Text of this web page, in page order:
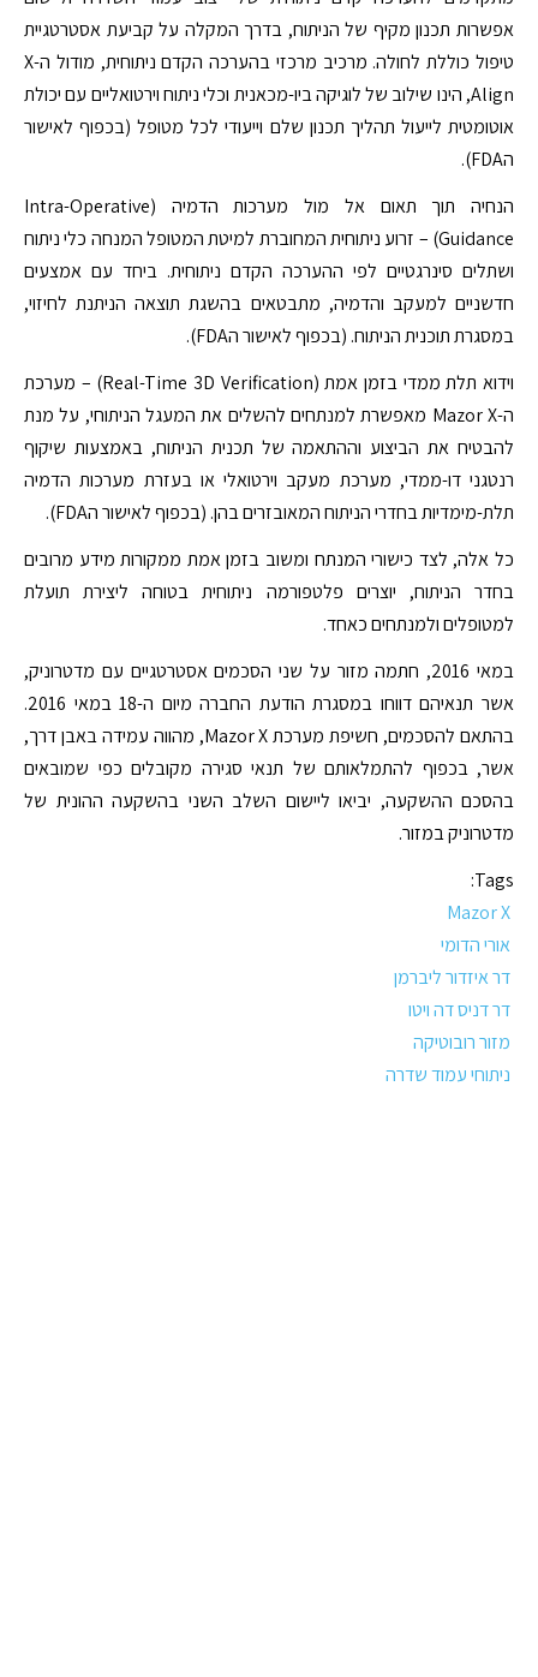
אפשרות תכנון מקיף של הניתוח, בדרך המקלה על קביעת אסטרטגיית
טיפול כוללת לחולה. מרכיב מרכזי בהערכה הקדם ניתוחית, מודול ה-X
Align, הינו שילוב של לוגיקה ביו-מכאנית וכלי ניתוח וירטואליים עם יכולת
אוטומטית לייעול תהליך תכנון שלם וייעודי לכל מטופל (בכפוף לאישור
הFDA).
הנחיה תוך תאום אל מול מערכות הדמיה (Intra-Operative
Guidance) – זרוע ניתוחית המחוברת למיטת המטופל המנחה כלי ניתוח
ושתלים סינרגטיים לפי ההערכה הקדם ניתוחית. ביחד עם אמצעים
חדשניים למעקב והדמיה, מתבטאים בהשגת תוצאה הניתנת לחיזוי,
במסגרת תוכנית הניתוח. (בכפוף לאישור הFDA).
וידוא תלת ממדי בזמן אמת (Real-Time 3D Verification) – מערכת
ה-Mazor X מאפשרת למנתחים להשלים את המעגל הניתוחי, על מנת
להבטיח את הביצוע וההתאמה של תכנית הניתוח, באמצעות שיקוף
רנטגני דו-ממדי, מערכת מעקב וירטואלי או בעזרת מערכות הדמיה
תלת-מימדיות בחדרי הניתוח המאובזרים בהן. (בכפוף לאישור הFDA).
כל אלה, לצד כישורי המנתח ומשוב בזמן אמת ממקורות מידע מרובים
בחדר הניתוח, יוצרים פלטפורמה ניתוחית בטוחה ליצירת תועלת
למטופלים ולמנתחים כאחד.
במאי 2016, חתמה מזור על שני הסכמים אסטרטגיים עם מדטרוניק,
אשר תנאיהם דווחו במסגרת הודעת החברה מיום ה-18 במאי 2016.
בהתאם להסכמים, חשיפת מערכת Mazor X, מהווה עמידה באבן דרך,
אשר, בכפוף להתמלאותם של תנאי סגירה מקובלים כפי שמובאים
בהסכם ההשקעה, יביאו ליישום השלב השני בהשקעה ההונית של
מדטרוניק במזור.
Tags:
Mazor X
אורי הדומי
דר איזדור ליברמן
דר דניס דה ויטו
מזור רובוטיקה
ניתוחי עמוד שדרה